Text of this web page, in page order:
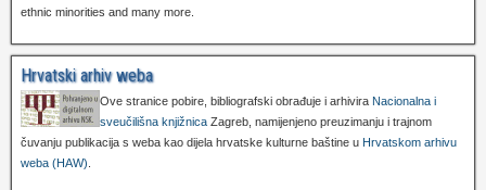
ethnic minorities and many more.
Hrvatski arhiv weba
Ove stranice pobire, bibliografski obrađuje i arhivira Nacionalna i
sveučilišna knjižnica Zagreb, namijenjeno preuzimanju i trajnom
čuvanju publikacija s weba kao dijela hrvatske kulturne baštine u Hrvatskom arhivu
weba (HAW)